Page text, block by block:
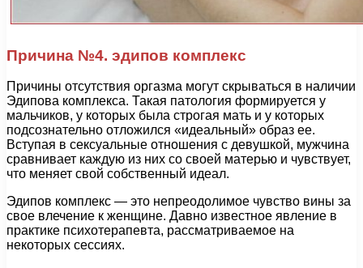
Причина №4. эдипов комплекс
Причины отсутствия оргазма могут скрываться в наличии
Эдипова комплекса. Такая патология формируется у
мальчиков, у которых была строгая мать и у которых
подсознательно отложился «идеальный» образ ее.
Вступая в сексуальные отношения с девушкой, мужчина
сравнивает каждую из них со своей матерью и чувствует,
что меняет свой собственный идеал.
Эдипов комплекс — это непреодолимое чувство вины за
свое влечение к женщине. Давно известное явление в
практике психотерапевта, рассматриваемое на
некоторых сессиях.